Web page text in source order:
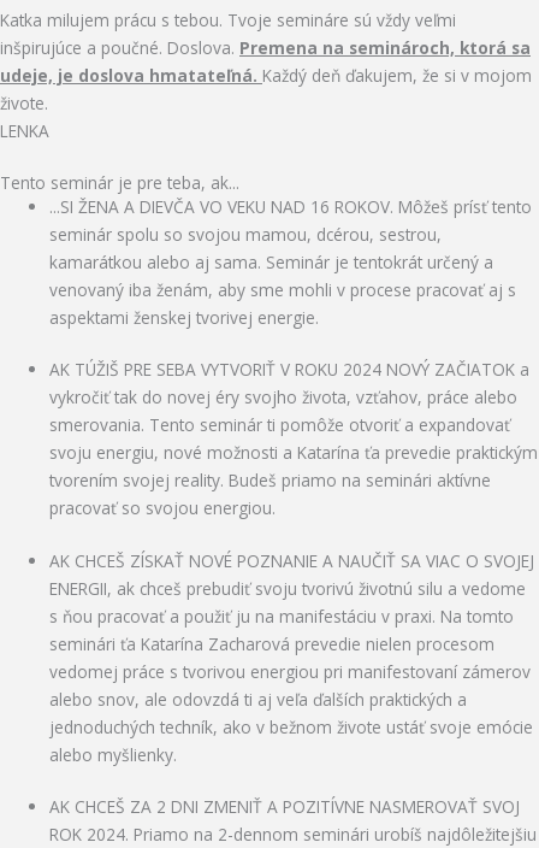
t
e
d
o
o
f
5
Katka milujem prácu s tebou. Tvoje semináre sú vždy veľmi
inšpirujúce a poučné. Doslova. Premena na seminároch, ktorá sa
udeje, je doslova hmatateľná. Každý deň ďakujem, že si v mojom
živote.
LENKA
Tento seminár je pre teba, ak...
...SI ŽENA A DIEVČA VO VEKU NAD 16 ROKOV. Môžeš prísť tento
seminár spolu so svojou mamou, dcérou, sestrou,
kamarátkou alebo aj sama. Seminár je tentokrát určený a
venovaný iba ženám, aby sme mohli v procese pracovať aj s
aspektami ženskej tvorivej energie.
AK TÚŽIŠ PRE SEBA VYTVORIŤ V ROKU 2024 NOVÝ ZAČIATOK a
vykročiť tak do novej éry svojho života, vzťahov, práce alebo
smerovania. Tento seminár ti pomôže otvoriť a expandovať
svoju energiu, nové možnosti a Katarína ťa prevedie praktickým
tvorením svojej reality. Budeš priamo na seminári aktívne
pracovať so svojou energiou.
AK CHCEŠ ZÍSKAŤ NOVÉ POZNANIE A NAUČIŤ SA VIAC O SVOJEJ
ENERGII, ak chceš prebudiť svoju tvorivú životnú silu a vedome
s ňou pracovať a použiť ju na manifestáciu v praxi. Na tomto
seminári ťa Katarína Zacharová prevedie nielen procesom
vedomej práce s tvorivou energiou pri manifestovaní zámerov
alebo snov, ale odovzdá ti aj veľa ďalších praktických a
jednoduchých techník, ako v bežnom živote ustáť svoje emócie
alebo myšlienky.
AK CHCEŠ ZA 2 DNI ZMENIŤ A POZITÍVNE NASMEROVAŤ SVOJ
ROK 2024. Priamo na 2-dennom seminári urobíš najdôležitejšiu